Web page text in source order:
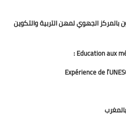
بالمركز الجهوي لمهن التربية والتكوين
Expérience de